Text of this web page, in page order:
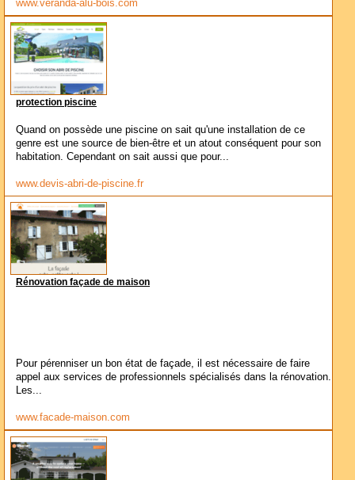
www.veranda-alu-bois.com
protection piscine
Quand on possède une piscine on sait qu'une installation de ce
genre est une source de bien-être et un atout conséquent pour son
habitation. Cependant on sait aussi que pour...
www.devis-abri-de-piscine.fr
Rénovation façade de maison
Pour pérenniser un bon état de façade, il est nécessaire de faire
appel aux services de professionnels spécialisés dans la rénovation.
Les...
www.facade-maison.com